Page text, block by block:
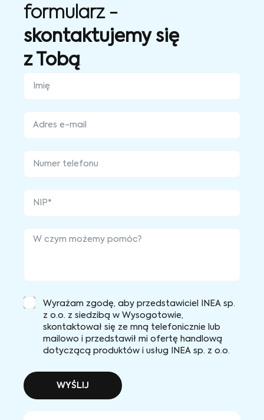
formularz -
skontaktujemy się
z Tobą
Wyrażam zgodę, aby przedstawiciel INEA sp.
z o.o. z siedzibą w Wysogotowie,
skontaktował się ze mną telefonicznie lub
mailowo i przedstawił mi ofertę handlową
dotyczącą produktów i usług INEA sp. z o.o.
WYŚLIJ